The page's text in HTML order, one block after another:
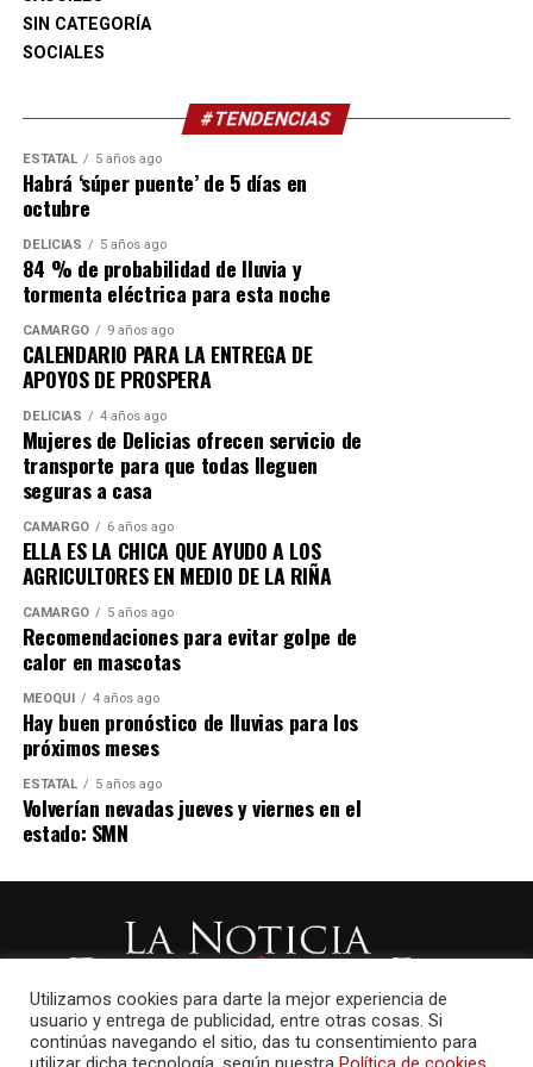
juventudes cuenten con mejores condiciones para
aprender, crecer y construir un mejor futuro.
SIN CATEGORÍA
SOCIALES
#TENDENCIAS
ESTATAL 5 años ago
Habrá ‘súper puente’ de 5 días en
octubre
DELICIAS 5 años ago
84 % de probabilidad de lluvia y
tormenta eléctrica para esta noche
CAMARGO 9 años ago
CALENDARIO PARA LA ENTREGA DE
APOYOS DE PROSPERA
DELICIAS 4 años ago
Mujeres de Delicias ofrecen servicio de
transporte para que todas lleguen
seguras a casa
CAMARGO 6 años ago
ELLA ES LA CHICA QUE AYUDO A LOS
AGRICULTORES EN MEDIO DE LA RIÑA
CAMARGO 5 años ago
Recomendaciones para evitar golpe de
calor en mascotas
MEOQUI 4 años ago
Hay buen pronóstico de lluvias para los
próximos meses
ESTATAL 5 años ago
Volverían nevadas jueves y viernes en el
estado: SMN
Utilizamos cookies para darte la mejor experiencia de
usuario y entrega de publicidad, entre otras cosas. Si
continúas navegando el sitio, das tu consentimiento para